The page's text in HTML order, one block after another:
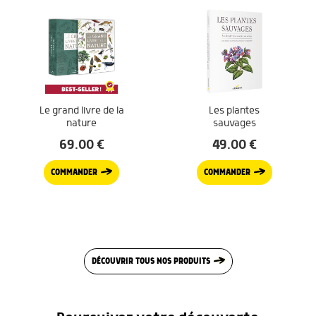
Le grand livre de la
nature
69.00€
COMMANDER
Les plantes
sauvages
49.00€
COMMANDER
DÉCOUVRIR TOUS NOS PRODUITS